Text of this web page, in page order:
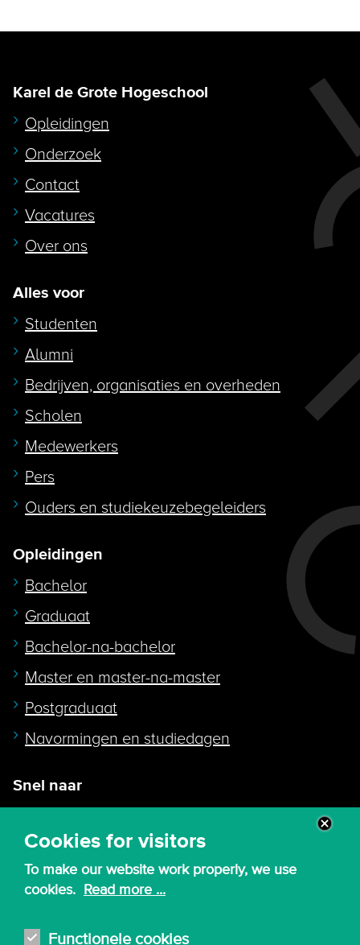
Cookies for visitors
To make our website work properly, we use
cookies. Read more ...
Functionele cookies
Karel de Grote Hogeschool
Opleidingen
Onderzoek
Contact
Vacatures
Over ons
Alles voor
Studenten
Alumni
Bedrijven, organisaties en overheden
Scholen
Medewerkers
Pers
Ouders en studiekeuzebegeleiders
Opleidingen
Bachelor
Graduaat
Bachelor-na-bachelor
Master en master-na-master
Postgraduaat
Navormingen en studiedagen
Snel naar
Webmail
Canvas
Bibliotheek